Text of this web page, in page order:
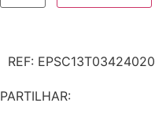
REF: EPSC13T03424020
PARTILHAR: